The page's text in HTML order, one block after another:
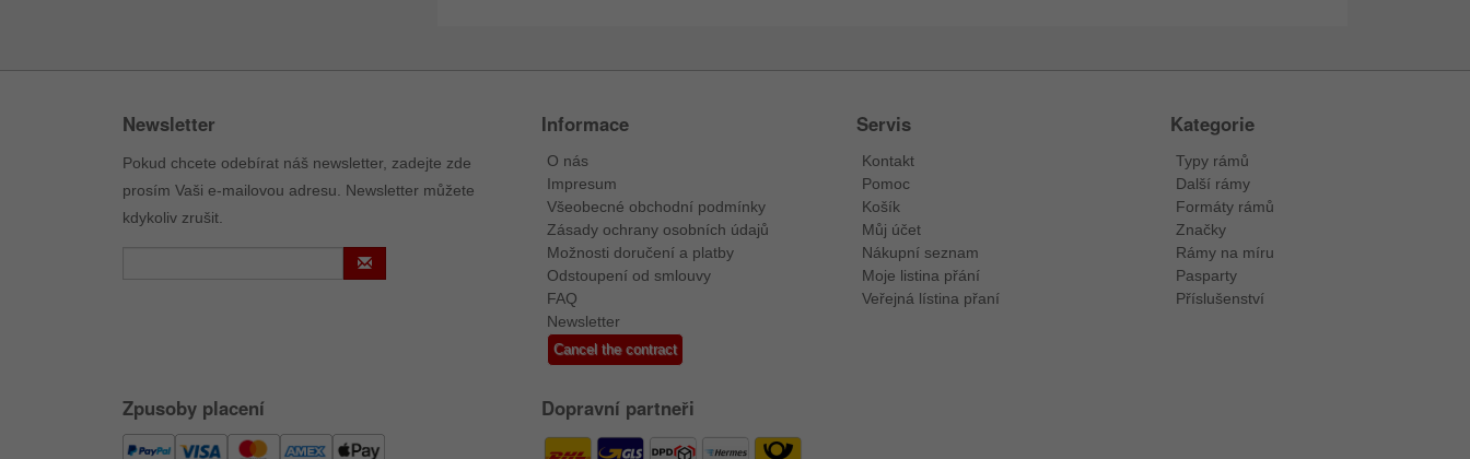
Newsletter
Pokud chcete odebírat náš newsletter, zadejte zde
prosím Vaši e-mailovou adresu. Newsletter můžete
kdykoliv zrušit.
Informace
O nás
Impresum
Všeobecné obchodní podmínky
Zásady ochrany osobních údajů
Možnosti doručení a platby
Odstoupení od smlouvy
FAQ
Newsletter
Cancel the contract
Servis
Kontakt
Pomoc
Košík
Můj účet
Nákupní seznam
Moje listina přání
Veřejná lístina přaní
Kategorie
Typy rámů
Další rámy
Formáty rámů
Značky
Rámy na míru
Pasparty
Příslušenství
Zpusoby placení Dopravní partneři